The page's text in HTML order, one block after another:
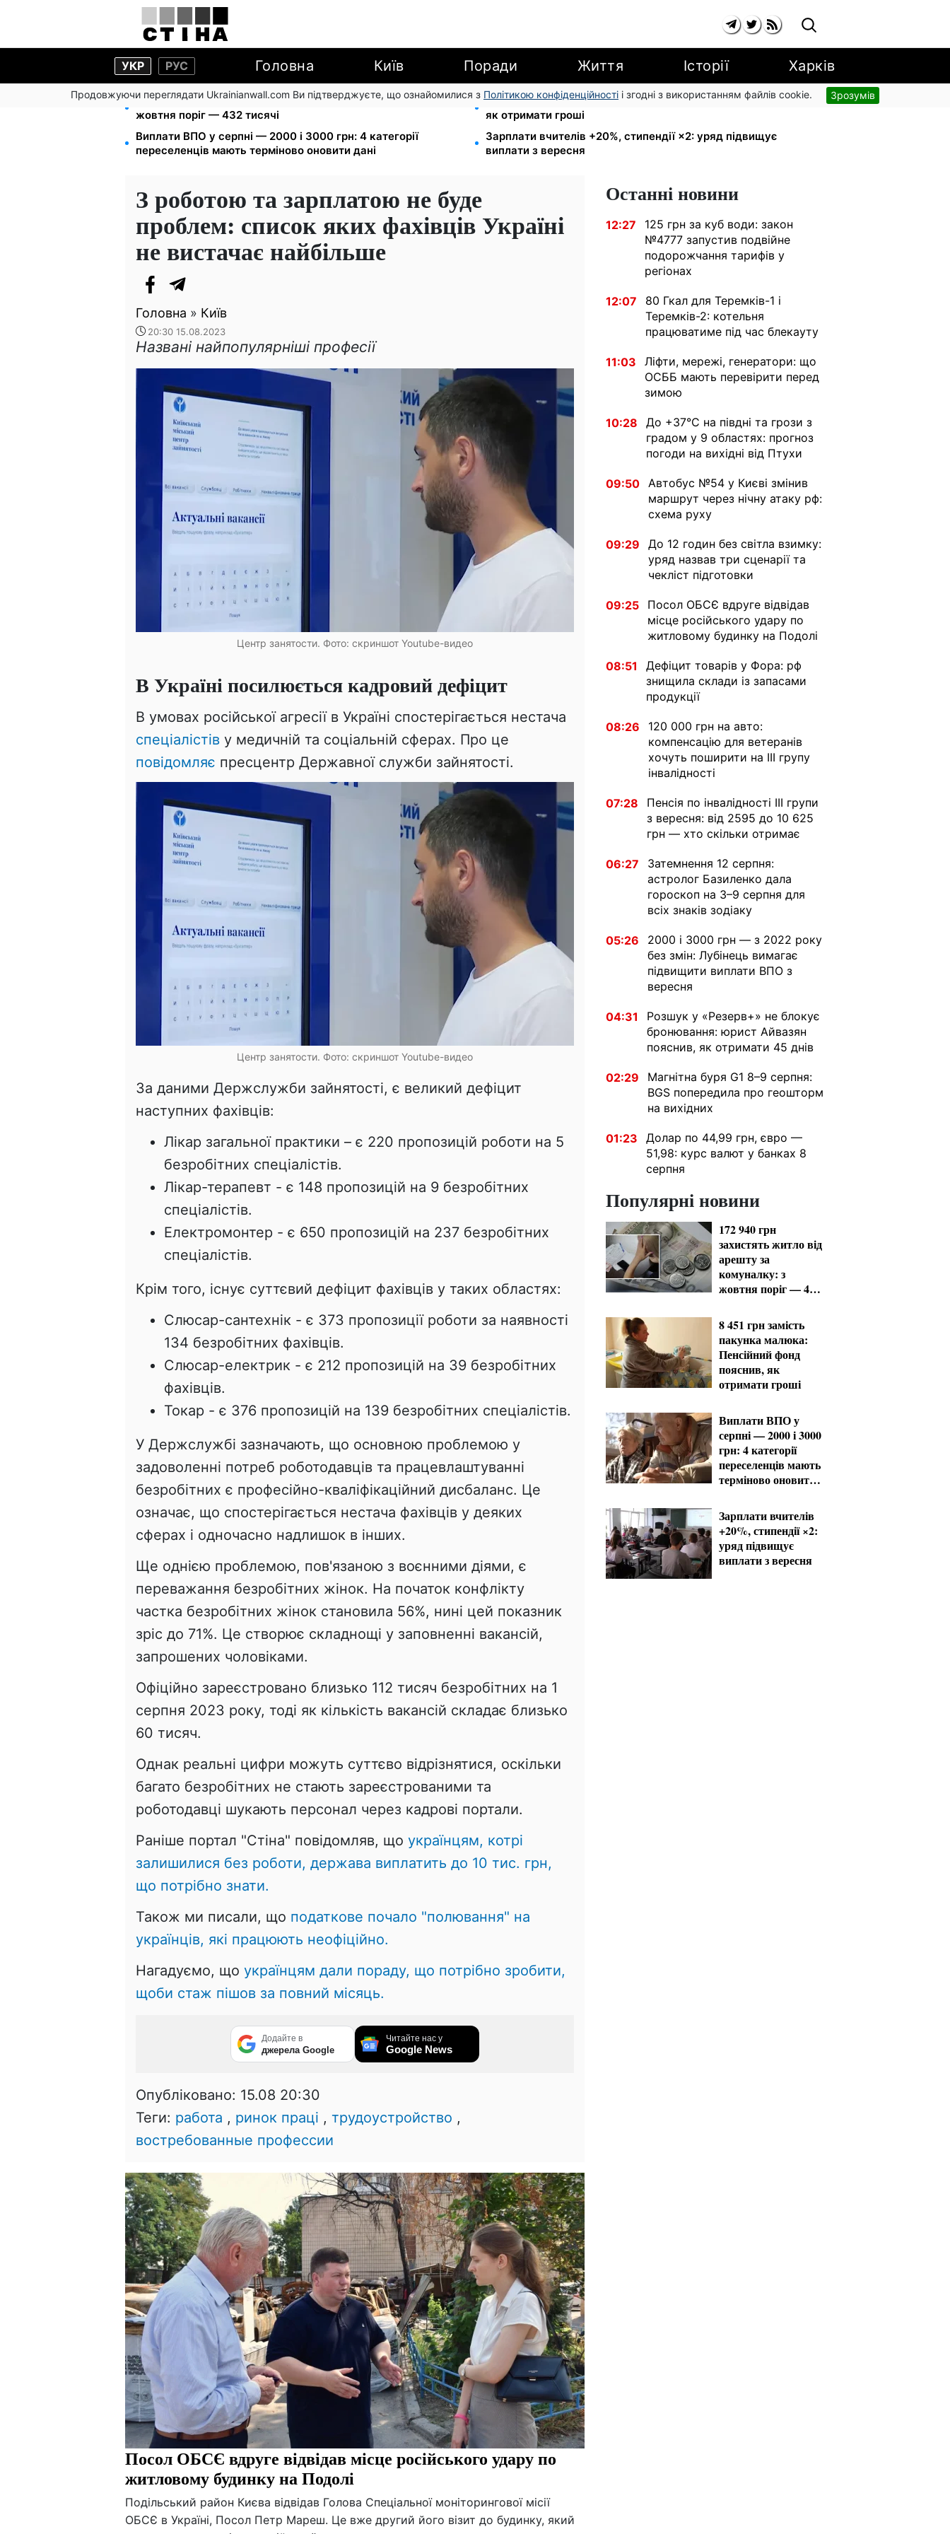
УКР РУС Головна Київ Поради Життя Історії Харків
Продовжуючи переглядати Ukrainianwall.com Ви підтверджуєте, що ознайомилися з Політикою конфіденційності і згодні з використанням файлів cookie. Зрозумів
172 940 грн захистять житло від арешту за комуналку: з
жовтня поріг — 432 тисячі
8 451 грн замість пакунка малюка: Пенсійний фонд пояснив,
як отримати гроші
Виплати ВПО у серпні — 2000 і 3000 грн: 4 категорії
переселенців мають терміново оновити дані
Зарплати вчителів +20%, стипендії ×2: уряд підвищує
виплати з вересня
З роботою та зарплатою не буде
проблем: список яких фахівців Україні
не вистачає найбільше
Головна » Київ
20:30 15.08.2023
Названі найпопулярніші професії
Центр занятости. Фото: скриншот Youtube-видео
В Україні посилюється кадровий дефіцит
В умовах російської агресії в Україні спостерігається нестача
спеціалістів у медичній та соціальній сферах. Про це
повідомляє пресцентр Державної служби зайнятості.
Центр занятости. Фото: скриншот Youtube-видео
За даними Держслужби зайнятості, є великий дефіцит
наступних фахівців:
Лікар загальної практики – є 220 пропозицій роботи на 5
безробітних спеціалістів.
Лікар-терапевт - є 148 пропозицій на 9 безробітних
спеціалістів.
Електромонтер - є 650 пропозицій на 237 безробітних
спеціалістів.
Крім того, існує суттєвий дефіцит фахівців у таких областях:
Слюсар-сантехнік - є 373 пропозиції роботи за наявності
134 безробітних фахівців.
Слюсар-електрик - є 212 пропозицій на 39 безробітних
фахівців.
Токар - є 376 пропозицій на 139 безробітних спеціалістів.
У Держслужбі зазначають, що основною проблемою у
задоволенні потреб роботодавців та працевлаштуванні
безробітних є професійно-кваліфікаційний дисбаланс. Це
означає, що спостерігається нестача фахівців у деяких
сферах і одночасно надлишок в інших.
Ще однією проблемою, пов'язаною з воєнними діями, є
переважання безробітних жінок. На початок конфлікту
частка безробітних жінок становила 56%, нині цей показник
зріс до 71%. Це створює складнощі у заповненні вакансій,
запрошених чоловіками.
Офіційно зареєстровано близько 112 тисяч безробітних на 1
серпня 2023 року, тоді як кількість вакансій складає близько
60 тисяч.
Однак реальні цифри можуть суттєво відрізнятися, оскільки
багато безробітних не стають зареєстрованими та
роботодавці шукають персонал через кадрові портали.
Раніше портал "Стіна" повідомляв, що українцям, котрі
залишилися без роботи, держава виплатить до 10 тис. грн,
що потрібно знати.
Також ми писали, що податкове почало "полювання" на
українців, які працюють неофіційно.
Нагадуємо, що українцям дали пораду, що потрібно зробити,
щоби стаж пішов за повний місяць.
Додайте в
джерела Google
Читайте нас у
Google News
Опубліковано: 15.08 20:30
Теги: работа , ринок праці , трудоустройство ,
востребованные профессии
Посол ОБСЄ вдруге відвідав місце російського удару по
житловому будинку на Подолі
Подільський район Києва відвідав Голова Спеціальної моніторингової місії
ОБСЄ в Україні, Посол Петр Мареш. Це вже другий його візит до будинку, який
Останні новини
12:27
125 грн за куб води: закон
№4777 запустив подвійне
подорожчання тарифів у
регіонах
12:07
80 Гкал для Теремків-1 і
Теремків-2: котельня
працюватиме під час блекауту
11:03
Ліфти, мережі, генератори: що
ОСББ мають перевірити перед
зимою
10:28
До +37°C на півдні та грози з
градом у 9 областях: прогноз
погоди на вихідні від Птухи
09:50 Автобус №54 у Києві змінив
маршрут через нічну атаку рф:
схема руху
09:29
До 12 годин без світла взимку:
уряд назвав три сценарії та
чекліст підготовки
09:25
Посол ОБСЄ вдруге відвідав
місце російського удару по
житловому будинку на Подолі
08:51
Дефіцит товарів у Фора: рф
знищила склади із запасами
продукції
08:26
120 000 грн на авто:
компенсацію для ветеранів
хочуть поширити на III групу
інвалідності
07:28
Пенсія по інвалідності III групи
з вересня: від 2595 до 10 625
грн — хто скільки отримає
06:27
Затемнення 12 серпня:
астролог Базиленко дала
гороскоп на 3–9 серпня для
всіх знаків зодіаку
05:26
2000 і 3000 грн — з 2022 року
без змін: Лубінець вимагає
підвищити виплати ВПО з
вересня
04:31
Розшук у «Резерв+» не блокує
бронювання: юрист Айвазян
пояснив, як отримати 45 днів
02:29
Магнітна буря G1 8–9 серпня:
BGS попередила про геошторм
на вихідних
01:23
Долар по 44,99 грн, євро —
51,98: курс валют у банках 8
серпня
Популярні новини
172 940 грн
захистять житло від
арешту за
комуналку: з
жовтня поріг — 432
8 451 грн замість
пакунка малюка:
Пенсійний фонд
пояснив, як
отримати гроші
Виплати ВПО у
серпні — 2000 і 3000
грн: 4 категорії
переселенців мають
терміново оновити
Зарплати вчителів
+20%, стипендії ×2:
уряд підвищує
виплати з вересня